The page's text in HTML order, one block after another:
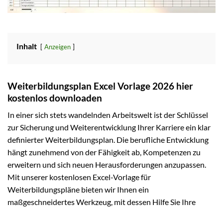
Inhalt Anzeigen
Weiterbildungsplan Excel Vorlage 2026 hier
kostenlos downloaden
In einer sich stets wandelnden Arbeitswelt ist der Schlüssel
zur Sicherung und Weiterentwicklung Ihrer Karriere ein klar
definierter Weiterbildungsplan. Die berufliche Entwicklung
hängt zunehmend von der Fähigkeit ab, Kompetenzen zu
erweitern und sich neuen Herausforderungen anzupassen.
Mit unserer kostenlosen Excel-Vorlage für
Weiterbildungspläne bieten wir Ihnen ein
maßgeschneidertes Werkzeug, mit dessen Hilfe Sie Ihre